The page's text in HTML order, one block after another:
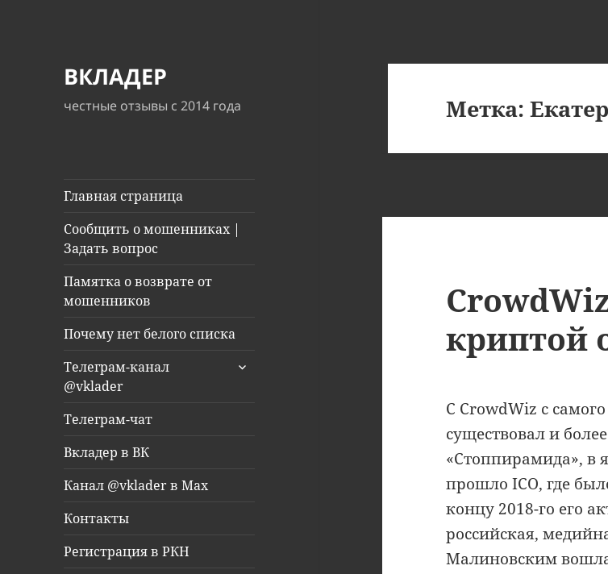
ВКЛАДЕР
честные отзывы с 2014 года
Главная страница
Сообщить о мошенниках |
Задать вопрос
Памятка о возврате от
мошенников
Почему нет белого списка
Телеграм-канал
@vklader
раскрыть
Телеграм-чат
Вкладер в ВК
Канал @vklader в Max
Контакты
Регистрация в РКН
Метка:
криптой
С CrowdWiz с
существовал и
«Стоппирамида», в
прошло ICO, где
концу 2018-го его
российская,
Малиновским